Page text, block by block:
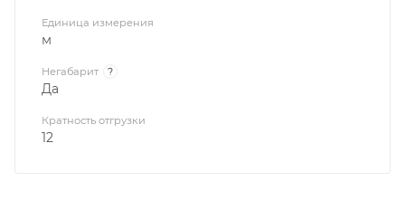
Единица измерения
м
Негабарит ?
Да
Кратность отгрузки
12